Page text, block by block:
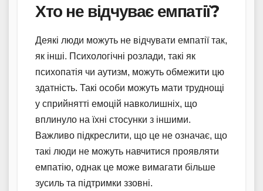
Хто не відчуває емпатії?
Деякі люди можуть не відчувати емпатії так,
як інші. Психологічні розлади, такі як
психопатія чи аутизм, можуть обмежити цю
здатність. Такі особи можуть мати труднощі
у сприйнятті емоцій навколишніх, що
вплинуло на їхні стосунки з іншими.
Важливо підкреслити, що це не означає, що
такі люди не можуть навчитися проявляти
емпатію, однак це може вимагати більше
зусиль та підтримки ззовні.